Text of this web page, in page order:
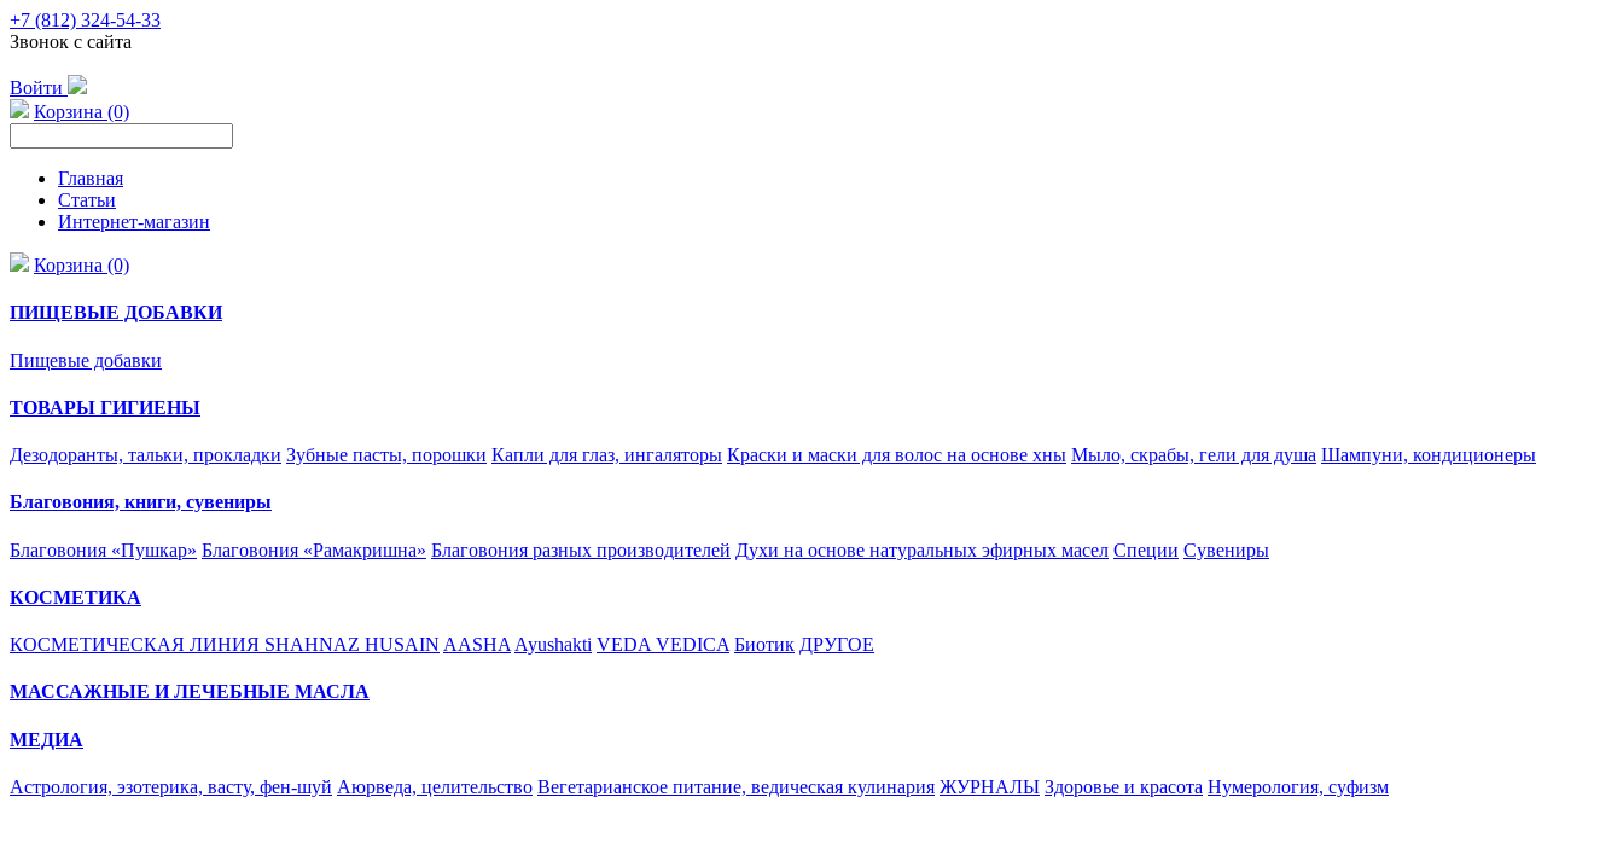
+7 (812) 324-54-33
Звонок с сайта
Войти
Корзина (0)
Главная
Статьи
Интернет-магазин
Корзина (0)
ПИЩЕВЫЕ ДОБАВКИ
Пищевые добавки
ТОВАРЫ ГИГИЕНЫ
Дезодоранты, тальки, прокладки Зубные пасты, порошки Капли для глаз, ингаляторы Краски и маски для волос на основе хны Мыло, скрабы, гели для душа Шампуни, кондиционеры
Благовония, книги, сувениры
Благовония «Пушкар» Благовония «Рамакришна» Благовония разных производителей Духи на основе натуральных эфирных масел Специи Сувениры
КОСМЕТИКА
КОСМЕТИЧЕСКАЯ ЛИНИЯ SHAHNAZ HUSAIN AASHA Ayushakti VEDA VEDICA Биотик ДРУГОЕ
МАССАЖНЫЕ И ЛЕЧЕБНЫЕ МАСЛА
МЕДИА
Астрология, эзотерика, васту, фен-шуй Аюрведа, целительство Вегетарианское питание, ведическая кулинария ЖУРНАЛЫ Здоровье и красота Нумерология, суфизм